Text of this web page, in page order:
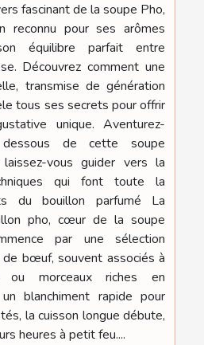
fascinant de la soupe Pho,
reconnu pour ses arômes
équilibre parfait entre
Découvrez comment une
transmise de génération
tous ses secrets pour offrir
unique. Aventurez-
de cette soupe
vous guider vers la
qui font toute la
du bouillon parfumé La
pho, cœur de la soupe
par une sélection
bœuf, souvent associés à
ou morceaux riches en
blanchiment rapide pour
la cuisson longue débute,
heures à petit feu....